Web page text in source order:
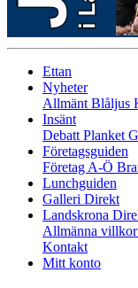
Ettan
Nyheter
Allmänt Blåljus
Insänt
Debatt Planket
Företagsguiden
Företag A-Ö
Lunchguiden
Galleri Direkt
Landskrona
Allmänna villkor
Kontakt
Mitt konto